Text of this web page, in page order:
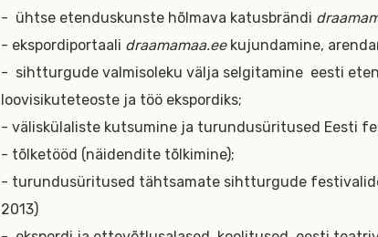
- ühtse etenduskunste hõlmava katusbrändi
- ekspordiportaali draamamaa.eekujundamine,
- sihtturgude valmisoleku välja selgitamine eesti
loovisikuteteoste ja töö ekspordiks;
- väliskülaliste kutsumine ja turundusüritused Eesti
- tõlketööd (näidendite tõlkimine);
- turundusüritused tähtsamate sihtturgude
2013)